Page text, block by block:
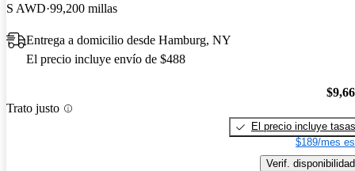
S AWD 99,200 millas
Entrega a domicilio desde Hamburg, NY
El precio incluye envío de $488
Trato justo
El precio incluye tasas
$189/mes
Verif. disponibilidad